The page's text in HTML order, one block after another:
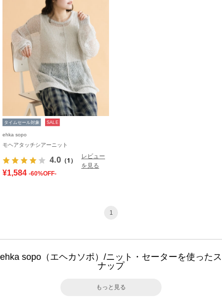
タイムセール対象 SALE
ehka sopo
モヘアタッチシアーニット
4.0 （1）
レビュー
を見る
¥1,584 -60%OFF-
1
ehka sopo（エヘカソポ）/ニット・セーターを使ったス
ナップ
もっと見る